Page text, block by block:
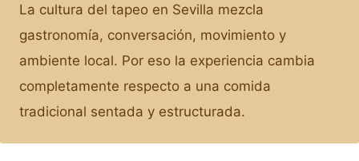
La cultura del tapeo en Sevilla mezcla
gastronomía, conversación, movimiento y
ambiente local. Por eso la experiencia cambia
completamente respecto a una comida
tradicional sentada y estructurada.